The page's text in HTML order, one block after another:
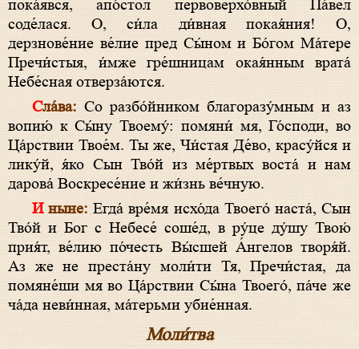
пока́явся, апо́стол первоверхо́вный Па́вел
соде́лася. О, си́ла ди́вная покая́ния! О,
дерзнове́ние ве́лие пред Сы́ном и Бо́гом Ма́тере
Пречи́стыя, и́мже гре́шницам окая́нным врата́
Небе́сная отверза́ются.
Сла́ва:Со разбо́йником благоразу́мным и аз
вопию́ к Сы́ну Твоему́: помяни́ мя, Го́споди, во
Ца́рствии Твое́м. Ты же, Чи́стая Де́во, красу́йся и
лику́й, я́ко Сын Тво́й из ме́ртвых воста́ и нам
дарова́ Воскресе́ние и жи́знь ве́чную.
И ныне: Егда́ вре́мя исхо́да Твоего́ наста́, Сын
Тво́й и Бог с Небесе́ соше́д, в ру́це ду́шу Твою́
прия́т, ве́лию по́честь Вы́сшей А́нгелов творя́й.
Аз же не преста́ну моли́ти Тя, Пречи́стая, да
помяне́ши мя во Ца́рствии Сы́на Твоего́, па́че же
ча́да неви́нная, ма́терьми убие́нная.
Моли́тва